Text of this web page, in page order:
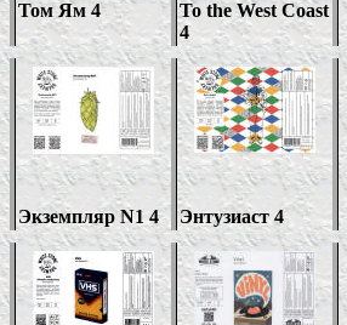
Том Ям 4
To the West Coast
4
Экземпляр N1 4 Энтузиаст 4